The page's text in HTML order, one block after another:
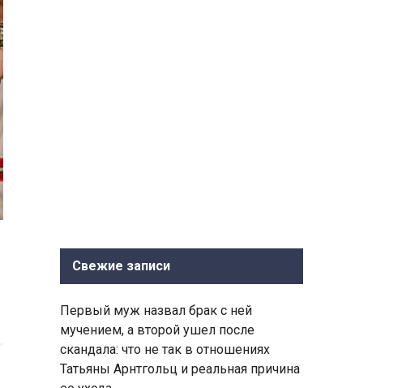
Свежие записи
Первый муж назвал брак с ней
мучением, а второй ушел после
скандала: что не так в отношениях
Татьяны Арнтгольц и реальная причина